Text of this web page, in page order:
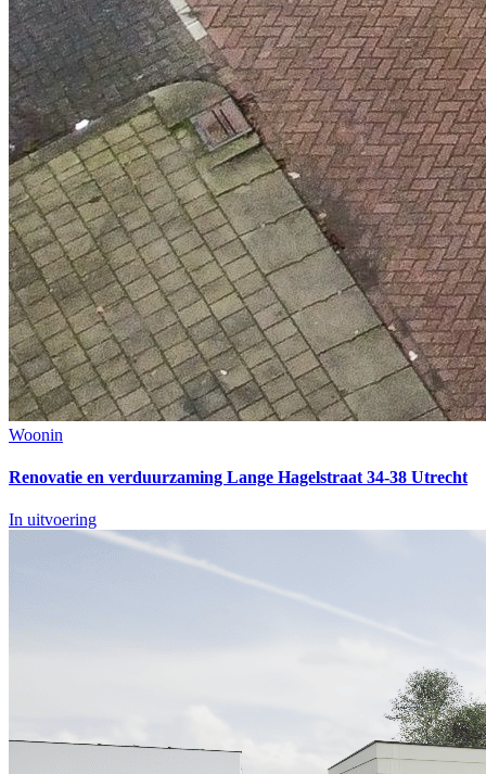
Woonin
Renovatie en verduurzaming Lange Hagelstraat 34-38 Utrecht
In uitvoering